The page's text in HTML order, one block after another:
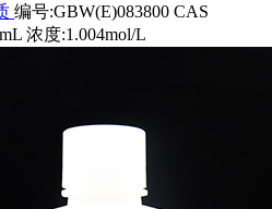
编号:GBW(E)083800 CAS
浓度:1.004mol/L